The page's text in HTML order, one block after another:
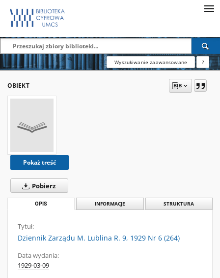
Wyszukiwanie zaawansowane ?
OBIEKT
Pokaż treść
Pobierz
OPIS INFORMACJE STRUKTURA
Tytuł:
Dziennik Zarządu M. Lublina R. 9, 1929 Nr 6 (264)
Data wydania:
1929-03-09